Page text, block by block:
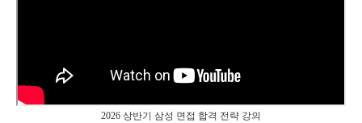
2026 상반기 삼성 면접 합격 전략 강의